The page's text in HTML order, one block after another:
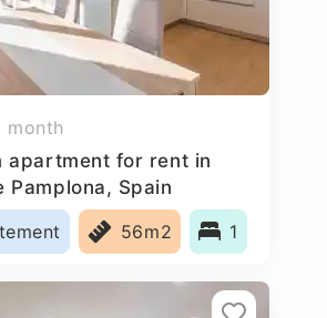
month
apartment for rent in
Pamplona, Spain
56m2 1